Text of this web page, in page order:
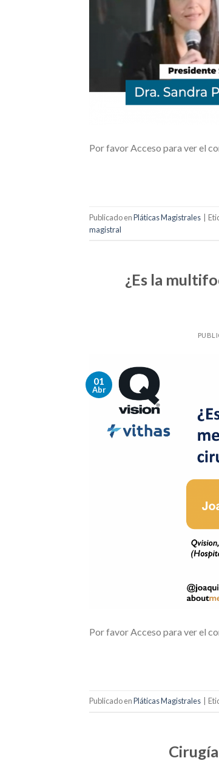
Por favor Acceso para ver el
Publicado enPláticas Magistrales
magistral
¿Es la
01
Abr
Por favor Acceso para ver el
Publicado enPláticas Magistrales